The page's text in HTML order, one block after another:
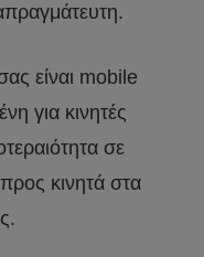
είναι mobile
για κινητές
σε
προς κινητά στα